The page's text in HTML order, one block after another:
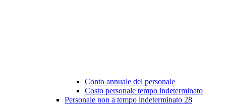
Conto annuale del personale
Costo personale tempo indeterminato
Personale non a tempo indeterminato 28